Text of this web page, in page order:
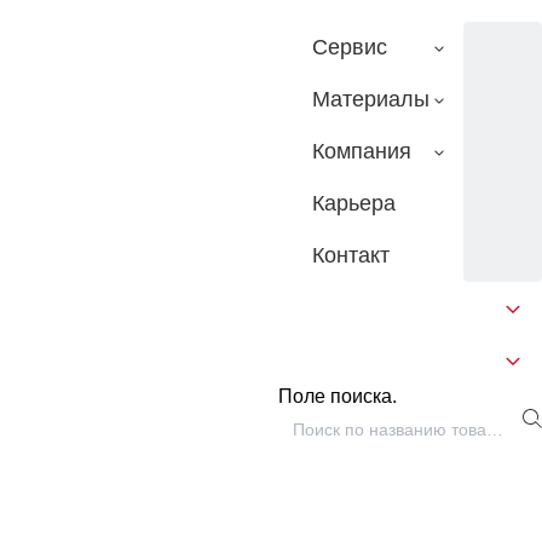
Сервис
Материалы
Компания
Карьера
Контакт
Поле поиска.